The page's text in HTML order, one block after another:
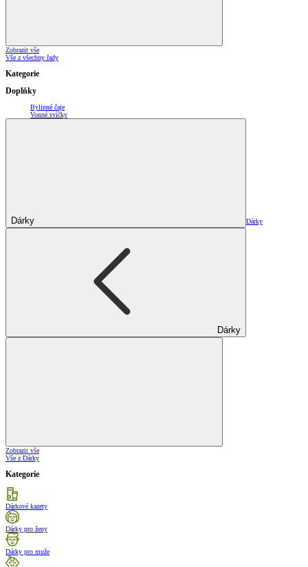
Zobrazit vše
Vše z všechny řady
Kategorie
Doplňky
Bylinné čaje
Vonné svíčky
Dárky Dárky
Dárky
Zobrazit vše
Vše z Dárky
Kategorie
Dárkové kazety
Dárky pro ženy
Dárky pro muže